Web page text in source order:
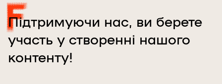
Підтримуючи нас, ви берете
участь у створенні нашого
контенту!